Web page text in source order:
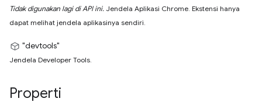
Tidak digunakan lagi di API ini. Jendela Aplikasi Chrome. Ekstensi hanya
dapat melihat jendela aplikasinya sendiri.
"devtools"
Jendela Developer Tools.
Properti